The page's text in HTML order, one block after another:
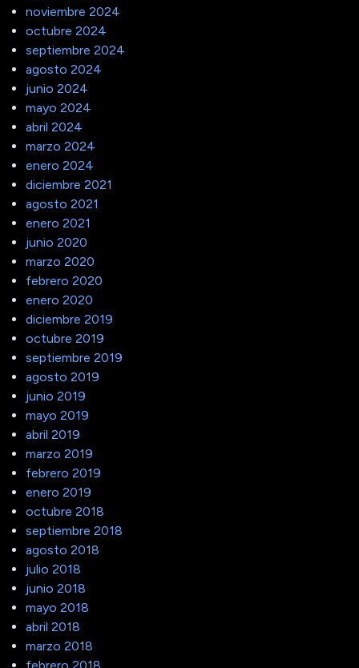
noviembre 2024
octubre 2024
septiembre 2024
agosto 2024
junio 2024
mayo 2024
abril 2024
marzo 2024
enero 2024
diciembre 2021
agosto 2021
enero 2021
junio 2020
marzo 2020
febrero 2020
enero 2020
diciembre 2019
octubre 2019
septiembre 2019
agosto 2019
junio 2019
mayo 2019
abril 2019
marzo 2019
febrero 2019
enero 2019
octubre 2018
septiembre 2018
agosto 2018
julio 2018
junio 2018
mayo 2018
abril 2018
marzo 2018